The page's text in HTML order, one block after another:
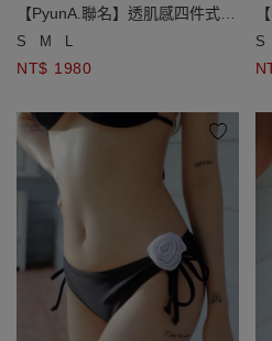
【PyunA.聯名】透肌感四件式比
基尼套裝
S M L
NT$ 1980
S